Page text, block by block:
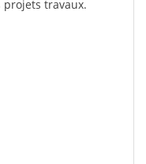
travaux.